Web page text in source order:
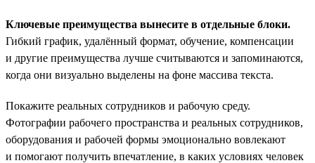
Ключевые преимущества вынесите в отдельные блоки.
Гибкий график, удалённый формат, обучение, компенсации
и другие преимущества лучше считываются и запоминаются,
когда они визуально выделены на фоне массива текста.
Покажите реальных сотрудников и рабочую среду.
Фотографии рабочего пространства и реальных сотрудников,
оборудования и рабочей формы эмоционально вовлекают
и помогают получить впечатление, в каких условиях человек